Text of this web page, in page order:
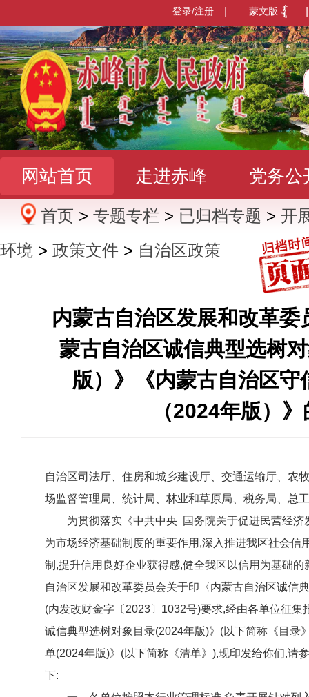
蒙文版
登录/注册
网站首页 走进赤峰 党务公
办事服务 政民互动 数据发
首页 > 专题专栏 > 已归档专题 > 开
环境 > 政策文件 > 自治区政策
内蒙古自治区发展和改革委
蒙古自治区诚信典型选树
版）》《内蒙古自治区守
（2024年版）
自治区司法厅、住房和城乡建设厅、交通运输厅、农
场监督管理局、统计局、林业和草原局、税务局、总
为贯彻落实《中共中央 国务院关于促进民营经济
为市场经济基础制度的重要作用,深入推进我区社会信
制,提升信用良好企业获得感,健全我区以信用为基础
自治区发展和改革委员会关于印〈内蒙古自治区诚信
(内发改财金字〔2023〕1032号)要求,经由各单位征集
诚信典型选树对象目录(2024年版)》(以下简称《目录
单(2024年版)》(以下简称《清单》),现印发给你们,请
下: